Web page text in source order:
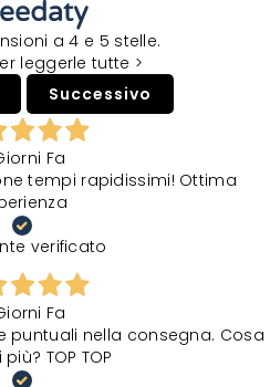
a 4 e 5 stelle.
leggerle tutte >
Successivo
Fa
tempi rapidissimi! Ottima
verificato
Fa
puntuali nella consegna. Cosa
TOP TOP